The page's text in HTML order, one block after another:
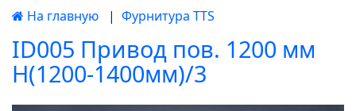
На главную | Фурнитура TTS
ID005 Привод пов. 1200 мм
Н(1200-1400мм)/3